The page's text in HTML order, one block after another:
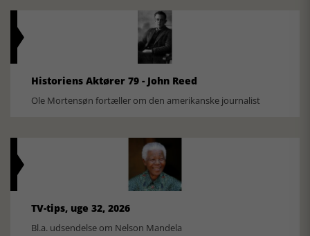
Historiens Aktører 79 - John Reed
Ole Mortensøn fortæller om den amerikanske journalist
TV-tips, uge 32, 2026
Bl.a. udsendelse om Nelson Mandela